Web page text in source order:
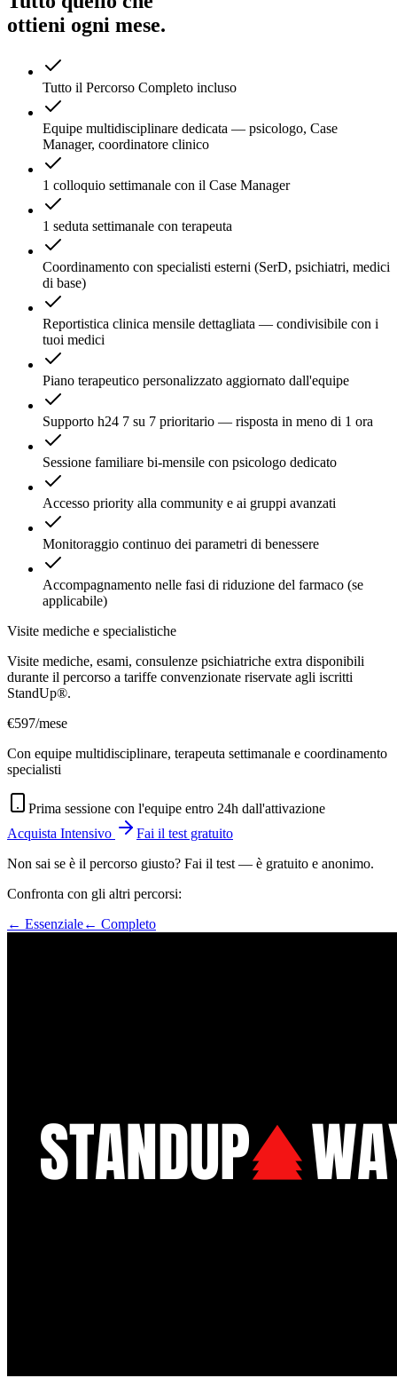
ottieni ogni mese.
Tutto il Percorso Completo incluso
Equipe multidisciplinare dedicata — psicologo, Case
Manager, coordinatore clinico
1 colloquio settimanale con il Case Manager
1 seduta settimanale con terapeuta
Coordinamento con specialisti esterni (SerD, psichiatri, medici
di base)
Reportistica clinica mensile dettagliata — condivisibile con i
tuoi medici
Piano terapeutico personalizzato aggiornato dall'equipe
Supporto h24 7 su 7 prioritario — risposta in meno di 1 ora
Sessione familiare bi-mensile con psicologo dedicato
Accesso priority alla community e ai gruppi avanzati
Monitoraggio continuo dei parametri di benessere
Accompagnamento nelle fasi di riduzione del farmaco (se
applicabile)
Visite mediche e specialistiche
Visite mediche, esami, consulenze psichiatriche extra disponibili
durante il percorso a tariffe convenzionate riservate agli iscritti
StandUp®.
€597/mese
Con equipe multidisciplinare, terapeuta settimanale e coordinamento
specialisti
Prima sessione con l'equipe entro 24h dall'attivazione
Acquista Intensivo
Fai il test gratuito
Non sai se è il percorso giusto? Fai il test — è gratuito e anonimo.
Confronta con gli altri percorsi:
← Essenziale← Completo